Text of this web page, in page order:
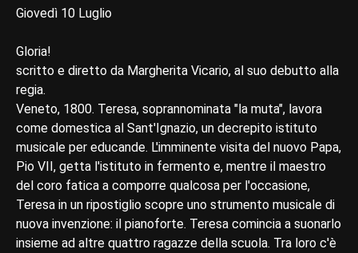
Giovedì 10 Luglio
Gloria!
scritto e diretto da Margherita Vicario, al suo debutto alla
regia.
Veneto, 1800. Teresa, soprannominata "la muta", lavora
come domestica al Sant'Ignazio, un decrepito istituto
musicale per educande. L'imminente visita del nuovo Papa,
Pio VII, getta l'istituto in fermento e, mentre il maestro
del coro fatica a comporre qualcosa per l'occasione,
Teresa in un ripostiglio scopre uno strumento musicale di
nuova invenzione: il pianoforte. Teresa comincia a suonarlo
insieme ad altre quattro ragazze della scuola. Tra loro c'è